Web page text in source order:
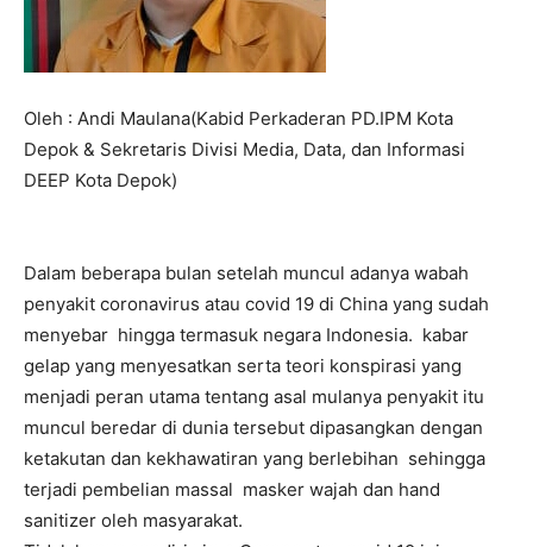
Oleh : Andi Maulana(Kabid Perkaderan PD.IPM Kota
Depok & Sekretaris Divisi Media, Data, dan Informasi
DEEP Kota Depok)
Dalam beberapa bulan setelah muncul adanya wabah
penyakit coronavirus atau covid 19 di China yang sudah
menyebar hingga termasuk negara Indonesia. kabar
gelap yang menyesatkan serta teori konspirasi yang
menjadi peran utama tentang asal mulanya penyakit itu
muncul beredar di dunia tersebut dipasangkan dengan
ketakutan dan kekhawatiran yang berlebihan sehingga
terjadi pembelian massal masker wajah dan hand
sanitizer oleh masyarakat.